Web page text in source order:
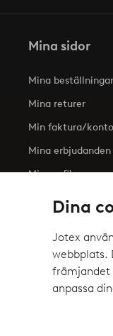
Dina
Jotex
webbplats.
främjandet
anpassa
Mina sidor
Mina beställningar
Mina returer
Min faktura/konto
Mina erbjudanden
Min profil
Säkra
Vill du